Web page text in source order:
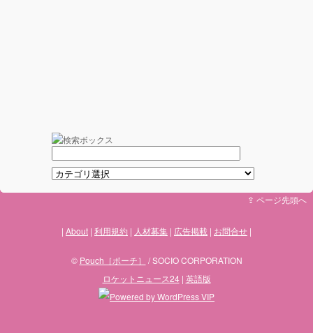
⇪ ページ先頭へ
About 利用規約 人材募集 広告掲載 お問合せ
© Pouch［ポーチ］
/ SOCIO CORPORATION
ロケットニュース24| 英語版